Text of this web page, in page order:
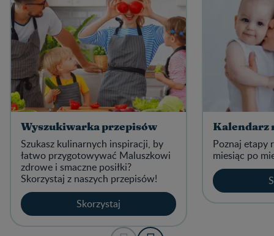
Wyszukiwarka przepisów
Szukasz kulinarnych inspiracji, by
łatwo przygotowywać Maluszkowi
zdrowe i smaczne posiłki?
Skorzystaj z naszych przepisów!
Skorzystaj
Kalendarz
Poznaj etapy
miesiąc po